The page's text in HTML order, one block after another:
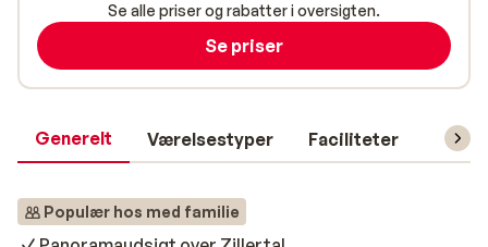
Generelt Værelsestyper Faciliteter
Populær hos med familie
Se alle priser og rabatter i oversigten.
Se priser